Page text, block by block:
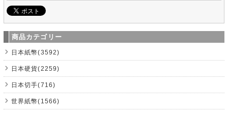
商品カテゴリー
日本紙幣(3592)
日本硬貨(2259)
日本切手(716)
世界紙幣(1566)